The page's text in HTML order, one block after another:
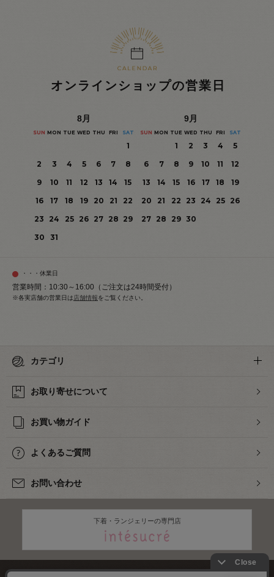
オンラインショップの営業日
8月
SUN MON TUE WED THU FRI SAT
1
2
3 4 5 6 7
8
9
10 11 12 13 14
15
16
17 18 19 20 21
22
23
24 25 26 27 28 29
30
31
9月
SUN MON TUE WED THU FRI SAT
1 2 3 4
5
6
7 8 9 10 11
12
13
14 15 16 17 18
19
20
21 22 23 24 25
26
27 28 29 30
・・・休業日
営業時間：10:30～16:00（ご注文は24時間受付）
※各実店舗の営業日は店舗情報をご覧ください。
カテゴリ
お取り寄せについて
お買い物ガイド
よくあるご質問
お問い合わせ
下着・ランジェリーの専門店